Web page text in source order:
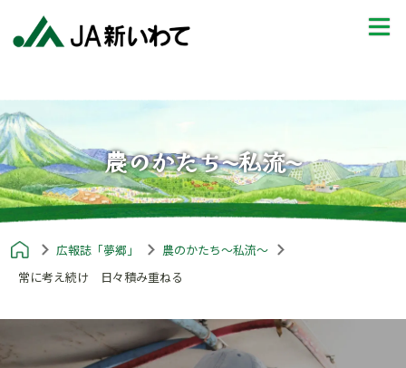
農のかたち〜私流〜
広報誌「夢郷」
農のかたち〜私流〜
常に考え続け 日々積み重ねる